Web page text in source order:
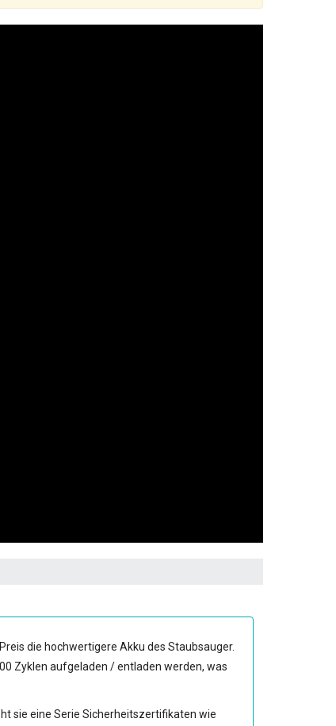
die hochwertigere Akku des Staubsauger.
Zyklen aufgeladen / entladen werden, was
sie eine Serie Sicherheitszertifikaten wie